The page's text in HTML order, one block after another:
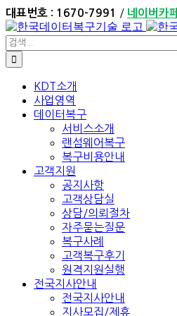
Skip
to
content
대표번호 : 1670-7991 / 네이버카페
검
색:
KDT소개
사업영역
데이터복구
서비스소개
랜섬웨어복구
복구비용안내
고객지원
공지사항
고객상담실
상담/의뢰절차
자주묻는질문
복구사례
고객복구후기
원격지원실행
전국지사안내
전국지사안내
지사모집/제휴